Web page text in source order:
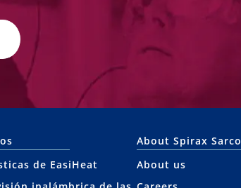
de EasiHeat
About Spirax Sarco
About us